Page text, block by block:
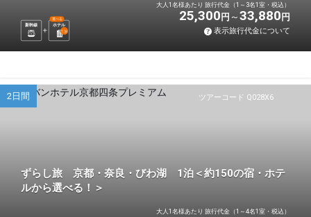
新幹線 ホテル
選べる
1 泊
大人1名様あたり 旅行代金（1～3名1室・税込）
25,300 円 33,880 円
表示旅行代金について
ツアーコード Q028X6
2日間
ずらし旅 京都・奈良・びわ湖 1泊＜約150の宿・ホテ
ルから選べる！＞
大人1名様あたり 旅行代金（1～4名1室・税込）